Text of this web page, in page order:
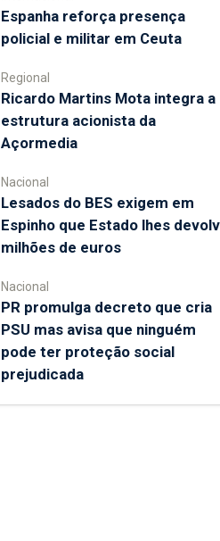
Espanha reforça presença
policial e militar em Ceuta
Regional
Ricardo Martins Mota integra a
estrutura acionista da
Açormedia
Nacional
Lesados do BES exigem em
Espinho que Estado lhes
milhões de euros
Nacional
PR promulga decreto que cria
PSU mas avisa que ninguém
pode ter proteção social
prejudicada